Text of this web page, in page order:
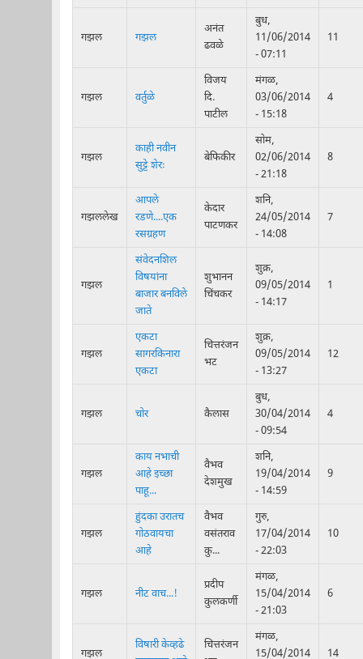
गझल गझल
अनंत
ढवळे
बुध,
11/06/2014
- 07:11
11
गझल वर्तुळे
विजय
दि.
पाटील
मंगळ,
03/06/2014
- 15:18
4
गझल
काही नवीन
सुट्टे शेरः
बेफिकीर
सोम,
02/06/2014
- 21:18
8
गझललेख
आपले
रडणे....एक
रसग्रहण
केदार
पाटणकर
शनि,
24/05/2014
- 14:08
7
गझल
संवेदनशिल
विषयांना
बाजार बनविले
जाते
शुभानन
चिंचकर
शुक्र,
09/05/2014
- 14:17
1
गझल
एकटा
सागरकिनारा
एकटा
चित्तरंजन
भट
शुक्र,
09/05/2014
- 13:27
12
गझल चोर कैलास
बुध,
30/04/2014
- 09:54
4
गझल
काय नभाची
आहे इच्छा
पाहू...
वैभव
देशमुख
शनि,
19/04/2014
- 14:59
9
गझल
हुंदका उरातच
गोठवायचा
आहे
वैभव
वसंतराव
कु...
गुरु,
17/04/2014
- 22:03
10
गझल नीट वाच...!
प्रदीप
कुलकर्णी
मंगळ,
15/04/2014
- 21:03
6
गझल
विषारी केव्हढे
चित्तरंजन
मंगळ,
15/04/2014
14